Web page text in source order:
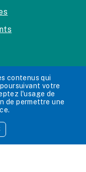
la vie privée
contenus qui
votre
l'usage de
de permettre une